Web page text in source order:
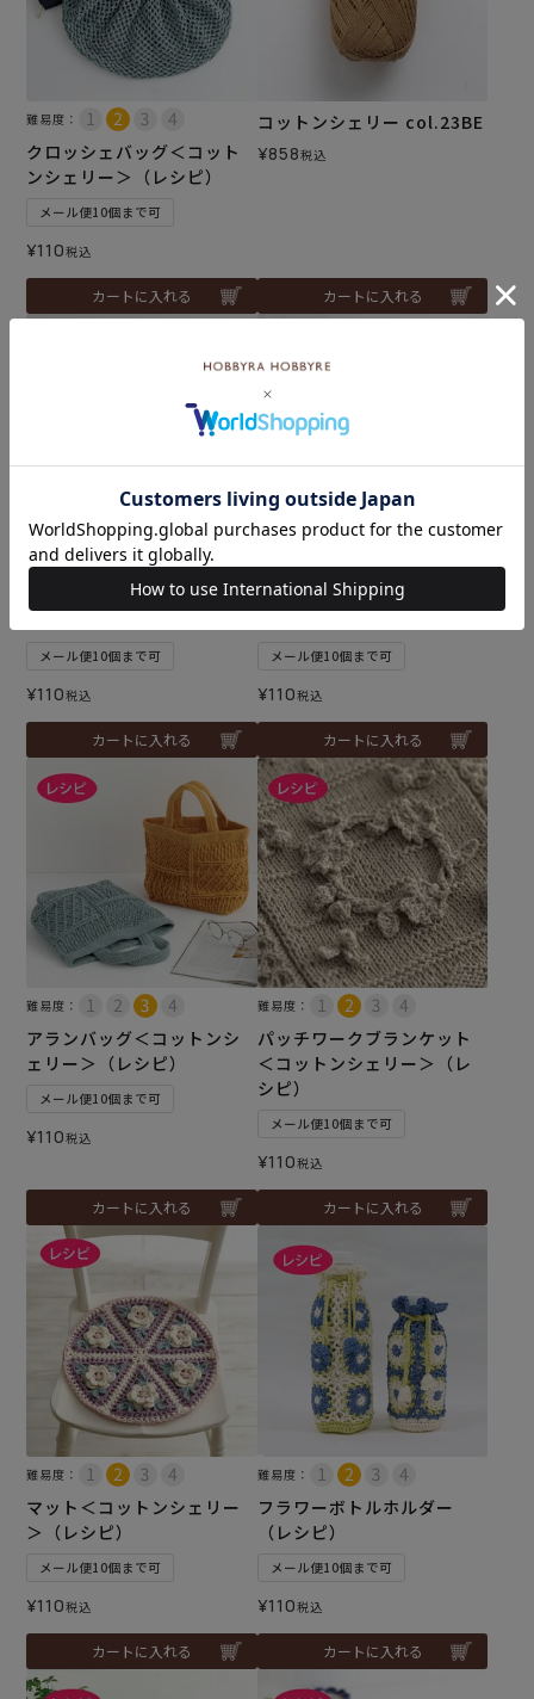
難易度：
クロッシェバッグ＜コット
ンシェリー＞（レシピ）
メール便10個まで可
¥110税込
カートに入れる
コットンシェリー col.23BE
¥858税込
カートに入れる
難易度：
バッグ＜コットンシェリー
メール便10個まで可
¥110税込
カートに入れる
リックラックブランケット
メール便10個まで可
¥110税込
カートに入れる
難易度：
アランバッグ＜コットンシ
ェリー＞（レシピ）
メール便10個まで可
¥110税込
カートに入れる
難易度：
パッチワークブランケット
＜コットンシェリー＞（レ
シピ）
メール便10個まで可
¥110税込
カートに入れる
難易度：
マット＜コットンシェリー
＞（レシピ）
メール便10個まで可
¥110税込
カートに入れる
難易度：
フラワーボトルホルダー
（レシピ）
メール便10個まで可
¥110税込
カートに入れる